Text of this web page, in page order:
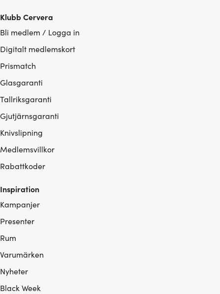
Klubb Cervera
Bli medlem / Logga in
Digitalt medlemskort
Prismatch
Glasgaranti
Tallriksgaranti
Gjutjärnsgaranti
Knivslipning
Medlemsvillkor
Rabattkoder
Inspiration
Kampanjer
Presenter
Rum
Varumärken
Nyheter
Black Week